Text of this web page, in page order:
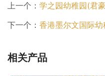
上一个： 学之园幼稚园(君豪峰)Learning
下一个： 香港墨尔文国际幼稚园(港岛西
相关产品